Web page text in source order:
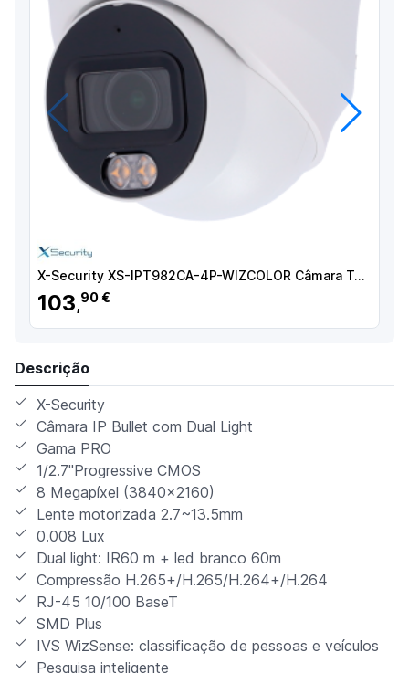
Anterior Próximo
X-Security XS-IPT982CA-4P-WIZCOLOR Câmara Turret IP, 4 MP, 2.8 mm, 50 m, PoE, IP67, Áudio, MicroSD, WDR (120 dB), WizSense, Branco - 8435325489407
103,90 €
Descrição
X-Security
Câmara IP Bullet com Dual Light
Gama PRO
1/2.7"Progressive CMOS
8 Megapíxel (3840x2160)
Lente motorizada 2.7~13.5mm
0.008 Lux
Dual light: IR60 m + led branco 60m
Compressão H.265+/H.265/H.264+/H.264
RJ-45 10/100 BaseT
SMD Plus
IVS WizSense: classificação de pessoas e veículos
Pesquisa inteligente